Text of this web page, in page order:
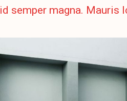
id semper magna. Mauris